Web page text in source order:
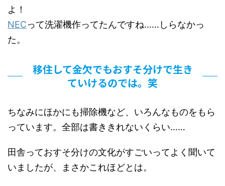
よ！
NECって洗濯機作ってたんですね……しらなかっ
た。
移住して金欠でもおすそ分けで生き
ていけるのでは。笑
ちなみにほかにも掃除機など、いろんなものをもら
っています。全部は書ききれないくらい……
田舎っておすそ分けの文化がすごいってよく聞いて
いましたが、まさかこれほどとは。